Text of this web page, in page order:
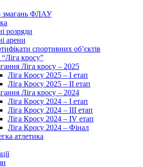
змагань ФЛАУ
розряди
арени
спортивних об’єктів
кросу”
Ліга кросу – 2025
Ліга Кросу 2025 – I етап
Ліга Кросу 2025 – II етап
Ліга кросу – 2024
Ліга Кросу 2024 – I етап
Ліга Кросу 2024 – III етап
Ліга Кросу 2024 – IV етап
Ліга Кросу 2024 – Фінал
атлетика